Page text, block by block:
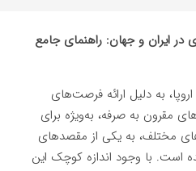
در ایران و جهان: راهنمای جامع
به دلیل ارائه فرصت‌های
مقرون به صرفه، به‌ویژه برای
مختلف، به یکی از مقصدهای
با وجود اندازه کوچک این